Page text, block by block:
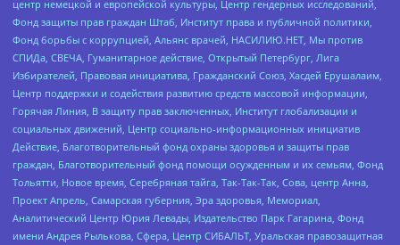
центр немецкой и европейской культуры, Центр гендерных исследований,
Фонд защиты прав граждан Штаб, Институт права и публичной политики,
Фонд борьбы с коррупцией, Альянс врачей, НАСИЛИЮ.НЕТ, Мы против
СПИДа, СВЕЧА, Гуманитарное действие, Открытый Петербург, Лига
Избирателей, Правовая инициатива, Гражданский Союз, Хасдей Ерушалаим,
Центр поддержки и содействия развитию средств массовой информации,
Горячая Линия, В защиту прав заключенных, Институт глобализации и
социальных движений, Центр социально-информационных инициатив
Действие, Благотворительный фонд охраны здоровья и защиты прав
граждан, Благотворительный фонд помощи осужденным и их семьям, Фонд
Тольятти, Новое время, Серебряная тайга, Так-Так-Так, Сова, центр Анна,
Проект Апрель, Самарская губерния, Эра здоровья, Мемориал,
Аналитический Центр Юрия Левады, Издательство Парк Гагарина, Фонд
имени Андрея Рылькова, Сфера, Центр СИБАЛЬТ, Уральская правозащитная